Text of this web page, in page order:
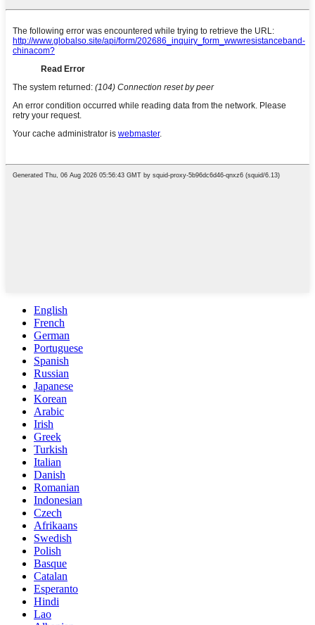
English
French
German
Portuguese
Spanish
Russian
Japanese
Korean
Arabic
Irish
Greek
Turkish
Italian
Danish
Romanian
Indonesian
Czech
Afrikaans
Swedish
Polish
Basque
Catalan
Esperanto
Hindi
Lao